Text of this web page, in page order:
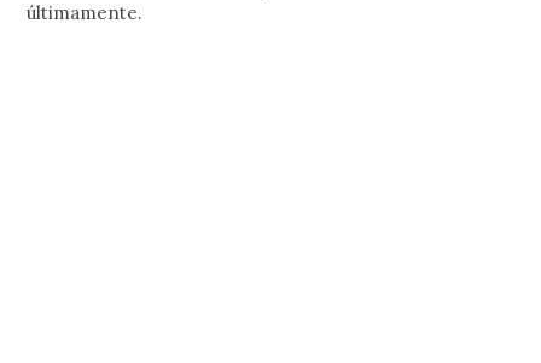
últimamente.